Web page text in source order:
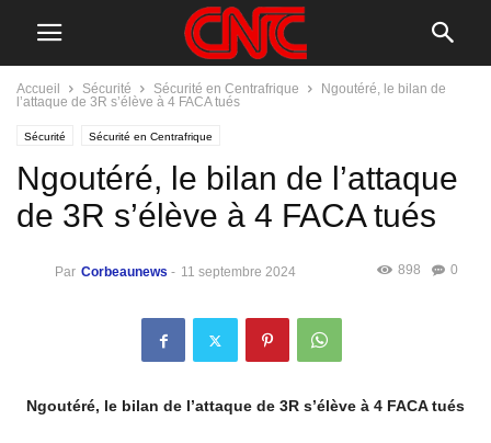
Accueil Sécurité Sécurité en Centrafrique
Ngoutéré, le bilan de
l’attaque de 3R s’élève à 4 FACA tués
Sécurité Sécurité en Centrafrique
Ngoutéré, le bilan de l’attaque
de 3R s’élève à 4 FACA tués
Par Corbeaunews - 11 septembre 2024 0
898
Ngoutéré, le bilan de l’attaque de 3R s’élève à 4 FACA tués